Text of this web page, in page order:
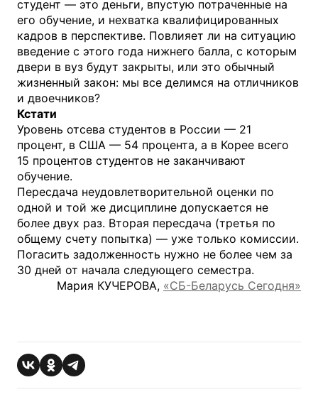
студент — это деньги, впустую потраченные на
его обучение, и нехватка квалифицированных
кадров в перспективе. Повлияет ли на ситуацию
введение с этого года нижнего балла, с которым
двери в вуз будут закрыты, или это обычный
жизненный закон: мы все делимся на отличников
и двоечников?
Кстати
Уровень отсева студентов в России — 21
процент, в США — 54 процента, а в Корее всего
15 процентов студентов не заканчивают
обучение.
Пересдача неудовлетворительной оценки по
одной и той же дисциплине допускается не
более двух раз. Вторая пересдача (третья по
общему счету попытка) — уже только комиссии.
Погасить задолженность нужно не более чем за
30 дней от начала следующего семестра.
Мария КУЧЕРОВА, «СБ-Беларусь Сегодня»